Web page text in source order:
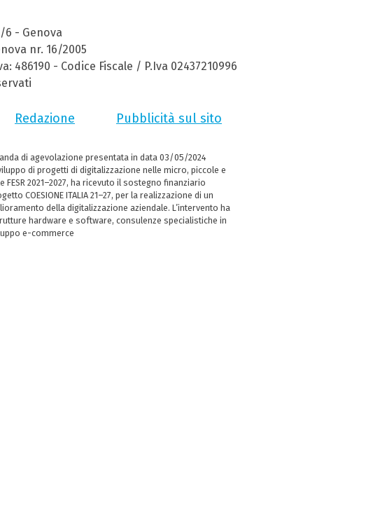
6 - Genova
nr. 16/2005
486190 - Codice Fiscale / P.Iva 02437210996
Redazione Pubblicità sul sito
di agevolazione presentata in data 03/05/2024
di progetti di digitalizzazione nelle micro, piccole e
2021–2027, ha ricevuto il sostegno finanziario
COESIONE ITALIA 21–27, per la realizzazione di un
della digitalizzazione aziendale. L’intervento ha
hardware e software, consulenze specialistiche in
e-commerce